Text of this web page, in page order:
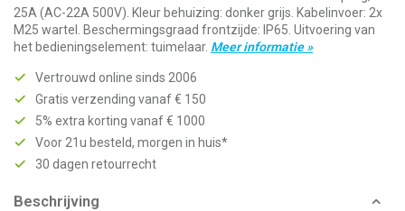
25A (AC-22A 500V). Kleur behuizing: donker grijs. Kabelinvoer: 2x
M25 wartel. Beschermingsgraad frontzijde: IP65. Uitvoering van
het bedieningselement: tuimelaar. Meer informatie »
Vertrouwd online sinds 2006
Gratis verzending vanaf € 150
5% extra korting vanaf € 1000
Voor 21u besteld, morgen in huis*
30 dagen retourrecht
Beschrijving